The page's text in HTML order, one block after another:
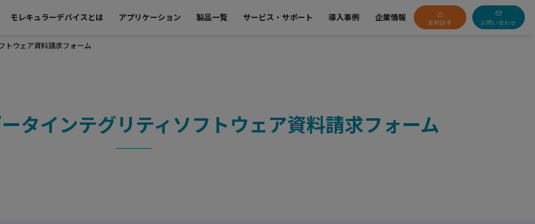
モレキュラーデバイスとは アプリケーション 製品一覧 サービス・サポート 導入事例 企業情報 資料請求 お問い合わせ
トウェア資料請求フォーム
タインテグリティソフトウェア資料請求フォーム